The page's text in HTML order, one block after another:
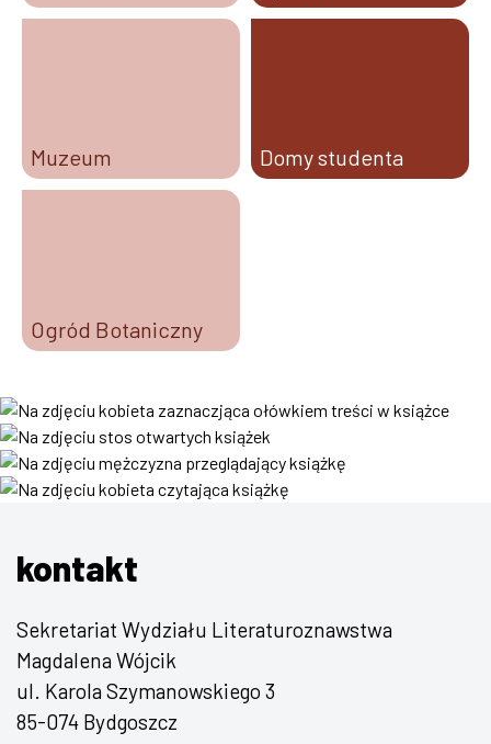
Muzeum Domy studenta
Ogród Botaniczny
kontakt
Sekretariat Wydziału Literaturoznawstwa
Magdalena Wójcik
ul. Karola Szymanowskiego 3
85-074 Bydgoszcz